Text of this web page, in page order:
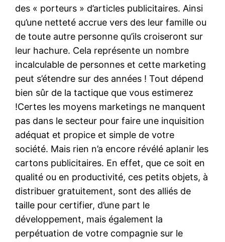
des « porteurs » d’articles publicitaires. Ainsi
qu’une netteté accrue vers des leur famille ou
de toute autre personne qu’ils croiseront sur
leur hachure. Cela représente un nombre
incalculable de personnes et cette marketing
peut s’étendre sur des années ! Tout dépend
bien sûr de la tactique que vous estimerez
!Certes les moyens marketings ne manquent
pas dans le secteur pour faire une inquisition
adéquat et propice et simple de votre
société. Mais rien n’a encore révélé aplanir les
cartons publicitaires. En effet, que ce soit en
qualité ou en productivité, ces petits objets, à
distribuer gratuitement, sont des alliés de
taille pour certifier, d’une part le
développement, mais également la
perpétuation de votre compagnie sur le